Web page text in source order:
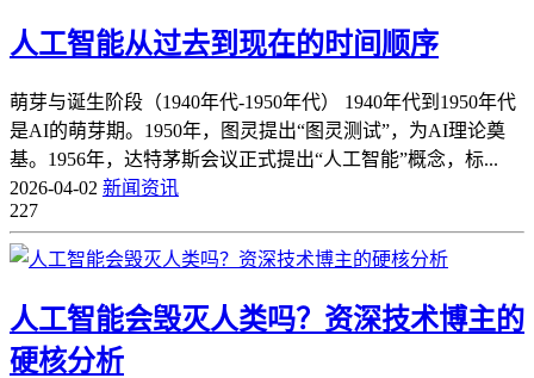
人工智能从过去到现在的时间顺序
萌芽与诞生阶段（1940年代-1950年代） 1940年代到1950年代
是AI的萌芽期。1950年，图灵提出“图灵测试”，为AI理论奠
基。1956年，达特茅斯会议正式提出“人工智能”概念，标...
2026-04-02 新闻资讯
227
人工智能会毁灭人类吗？资深技术博主的
硬核分析